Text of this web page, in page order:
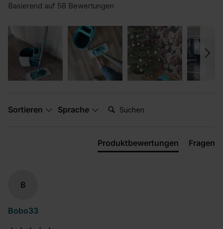
Basierend auf 58 Bewertungen
Sortieren Sprache Suchen:
Produktbewertungen Fragen
B
Bobo33